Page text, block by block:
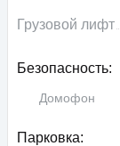
Грузовой лифт
Безопасность:
Домофон
Парковка: